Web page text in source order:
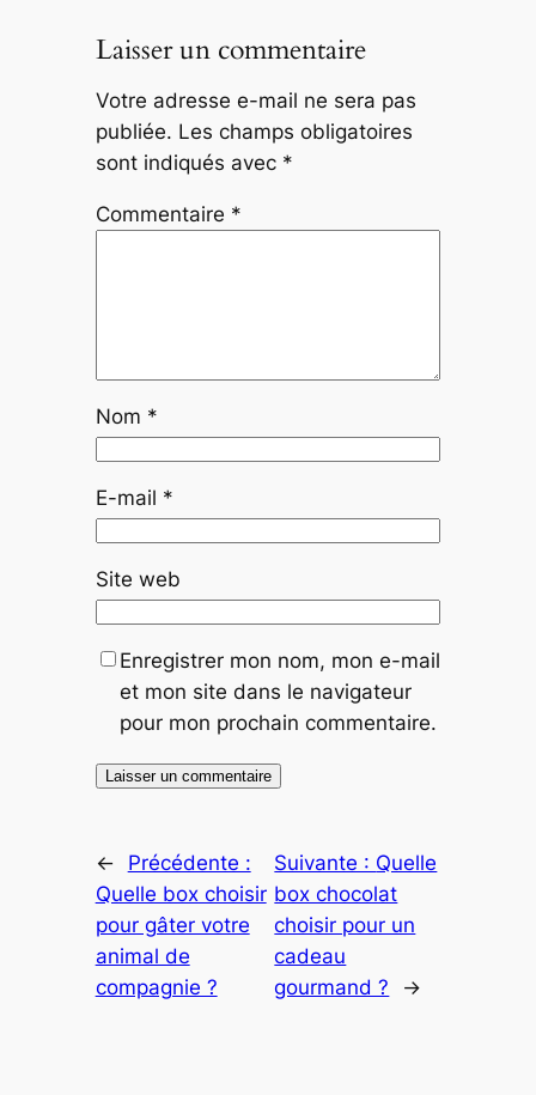
Laisser un commentaire
Votre adresse e-mail ne sera pas
publiée. Les champs obligatoires
sont indiqués avec *
Commentaire *
Nom *
E-mail *
Site web
Enregistrer mon nom, mon e-mail
et mon site dans le navigateur
pour mon prochain commentaire.
←
Précédente :
Quelle box choisir
pour gâter votre
animal de
compagnie ?
Suivante : Quelle
box chocolat
choisir pour un
cadeau
gourmand ?
→